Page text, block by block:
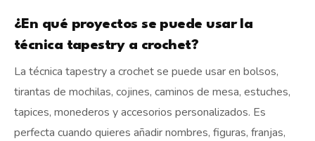
¿En qué proyectos se puede usar la
técnica tapestry a crochet?
La técnica tapestry a crochet se puede usar en bolsos,
tirantas de mochilas, cojines, caminos de mesa, estuches,
tapices, monederos y accesorios personalizados. Es
perfecta cuando quieres añadir nombres, figuras, franjas,